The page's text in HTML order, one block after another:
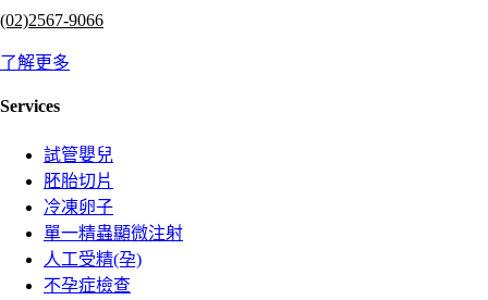
(02)2567-9066
了解更多
Services
試管嬰兒
胚胎切片
冷凍卵子
單一精蟲顯微注射
人工受精(孕)
不孕症檢查